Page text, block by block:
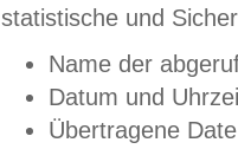
statistische und
Name der
Datum und
Übertragene